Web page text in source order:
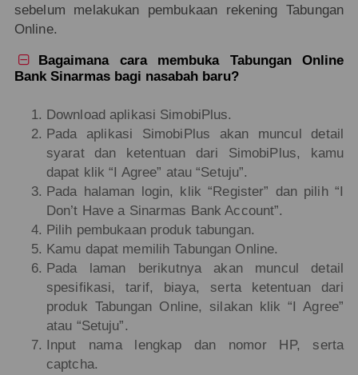
sebelum melakukan pembukaan rekening Tabungan
Online.

Bagaimana cara membuka Tabungan Online
Bank Sinarmas bagi nasabah baru?
Download aplikasi SimobiPlus.
Pada aplikasi SimobiPlus akan muncul detail
syarat dan ketentuan dari SimobiPlus, kamu
dapat klik “I Agree” atau “Setuju”.
Pada halaman login, klik “Register” dan pilih “I
Don’t Have a Sinarmas Bank Account”.
Pilih pembukaan produk tabungan.
Kamu dapat memilih Tabungan Online.
Pada laman berikutnya akan muncul detail
spesifikasi, tarif, biaya, serta ketentuan dari
produk Tabungan Online, silakan klik “I Agree”
atau “Setuju”.
Input nama lengkap dan nomor HP, serta
captcha.